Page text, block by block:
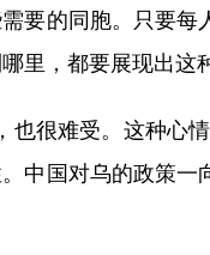
要的同胞。只要
里，都要展现出这
也很难受。这种心
中国对乌的政策